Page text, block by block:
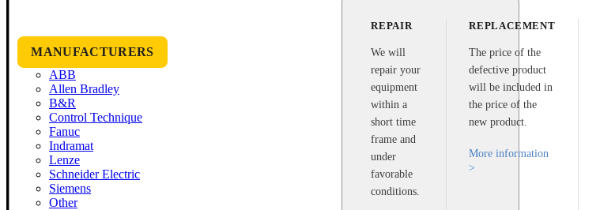
MANUFACTURERS
ABB
Allen Bradley
B&R
Control Technique
Fanuc
Indramat
Lenze
Schneider Electric
Siemens
Other
REPAIR
We will
repair your
equipment
within a
short time
frame and
under
favorable
conditions.
REPLACEMENT
The price of the
defective product
will be included in
the price of the
new product.
More information
>